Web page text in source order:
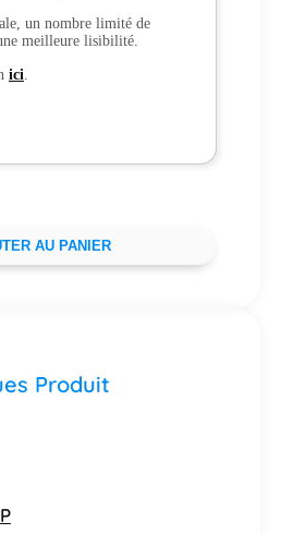
un nombre limité de
meilleure lisibilité.
ici.
AU PANIER
Produit